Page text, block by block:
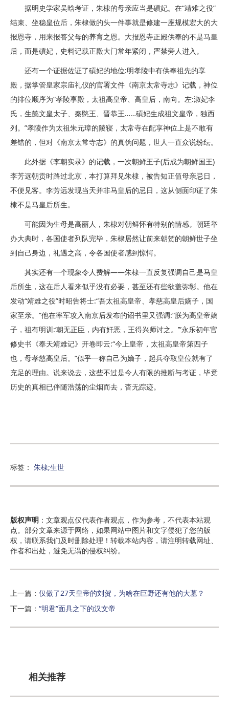
据明史学家吴晗考证，朱棣的母亲应当是碽妃。在“靖难之役”
结束、坐稳皇位后，朱棣做的头一件事就是修建一座规模宏大的大
报恩寺，用来报答父母的养育之恩。大报恩寺正殿供奉的不是马皇
后，而是碽妃，史料记载正殿大门常年紧闭，严禁旁人进入。
还有一个证据佐证了碽妃的地位:明孝陵中有供奉祖先的享
殿，据掌管皇家宗庙礼仪的官署文件《南京太常寺志》记载，神位
的排位顺序为“孝陵享殿，太祖高皇帝、高皇后，南向。左:淑妃李
氏，生懿文皇太子、秦愍王、晋恭王……碽妃生成祖文皇帝，独西
列。”孝陵作为太祖朱元璋的陵寝，太常寺在配享神位上是不敢有
差错的，但对《南京太常寺志》的真伪问题，世人一直众说纷纭。
此外据《李朝实录》的记载，一次朝鲜王子(后成为朝鲜国王)
李芳远朝贡时路过北京，本打算拜见朱棣，被告知正值母亲忌日，
不便见客。李芳远发现当天并非马皇后的忌日，这从侧面印证了朱
棣不是马皇后所生。
可能因为生母是高丽人，朱棣对朝鲜怀有特别的情感。朝廷举
办大典时，各国使者列队完毕，朱棣居然让前来朝贺的朝鲜世子坐
到自己身边，礼遇之高，令各国使者感到惊愕。
其实还有一个现象令人费解——朱棣一直反复强调自己是马皇
后所生，这在后人看来似乎没有必要，甚至还有些欲盖弥彰。他在
发动“靖难之役”时昭告将士:“吾太祖高皇帝、孝慈高皇后嫡子，国
家至亲。”他在率军攻入南京后发布的诏书里又强调:“朕为高皇帝嫡
子，祖有明训:‘朝无正臣，内有奸恶，王得兴师讨之。’”永乐初年官
修史书《奉天靖难记》开卷即云:“今上皇帝，太祖高皇帝第四子
也，母孝慈高皇后。”似乎一称自己为嫡子，起兵夺取皇位就有了
充足的理由。说来说去，这些不过是今人有限的推断与考证，毕竟
历史的真相已伴随浩荡的尘烟而去，杳无踪迹。
标签： 朱棣;生世
版权声明 ：文章观点仅代表作者观点，作为参考，不代表本站观
点。部分文章来源于网络，如果网站中图片和文字侵犯了您的版
权，请联系我们及时删除处理！转载本站内容，请注明转载网址、
作者和出处，避免无谓的侵权纠纷。
上一篇： 仅做了27天皇帝的刘贺，为啥在巨野还有他的大墓？
下一篇： “明君”面具之下的汉文帝
相关推荐